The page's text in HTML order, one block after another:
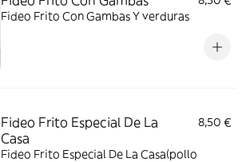
Fideo Frito Con Gambas Y verduras
Fideo Frito Especial De La
Casa
8,50 €
Fideo Frito Especial De La Casa(pollo